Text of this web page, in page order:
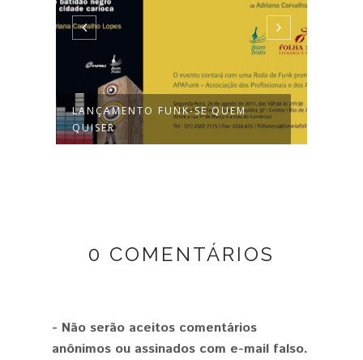
LANÇAMENTO FUNK-SE QUEM
QUISER
0 COMENTÁRIOS
- Não serão aceitos comentários
anônimos ou assinados com e-mail falso.